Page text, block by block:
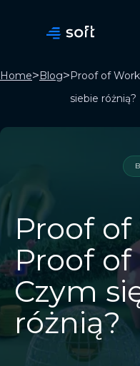
Home>Blog>Proof of
siebie różnią?
Proof of
Proof of
Czym
różnią?